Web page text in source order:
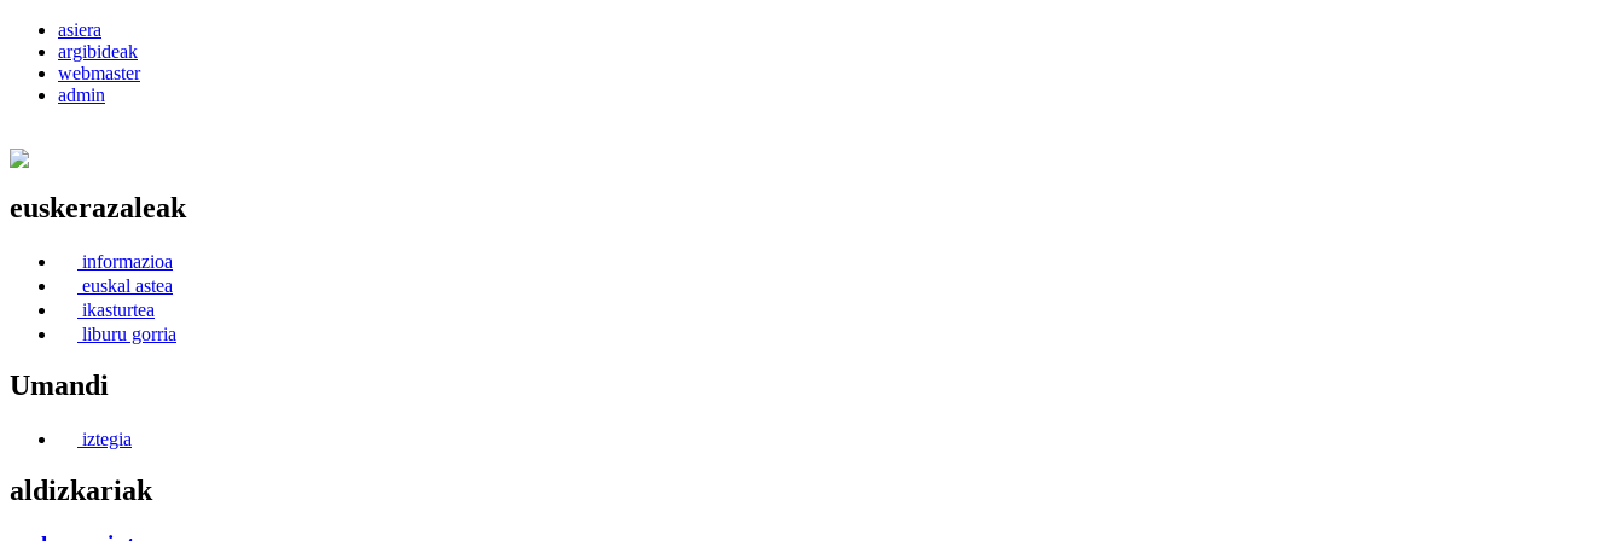
asiera
argibideak
webmaster
admin
euskerazaleak
informazioa
euskal astea
ikasturtea
liburu gorria
Umandi
iztegia
aldizkariak